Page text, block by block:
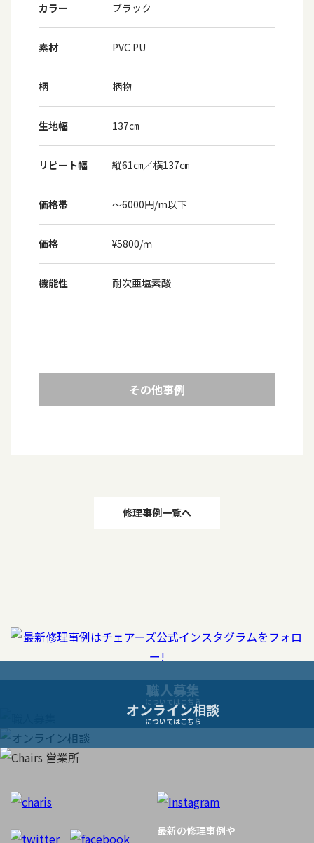
カラー ブラック
素材 PVC PU
柄 柄物
生地幅 137㎝
リピート幅 縦61㎝／横137㎝
価格帯 ～6000円/m以下
価格 ¥5800/ｍ
機能性 耐次亜塩素酸
その他事例
ゲ
ー
シ
ョ
ン
修理事例一覧へ
職人募集
についてはこちら
オンライン相談
についてはこちら
最新の修理事例や